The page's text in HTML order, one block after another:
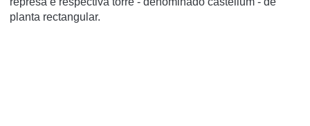
planta rectangular.